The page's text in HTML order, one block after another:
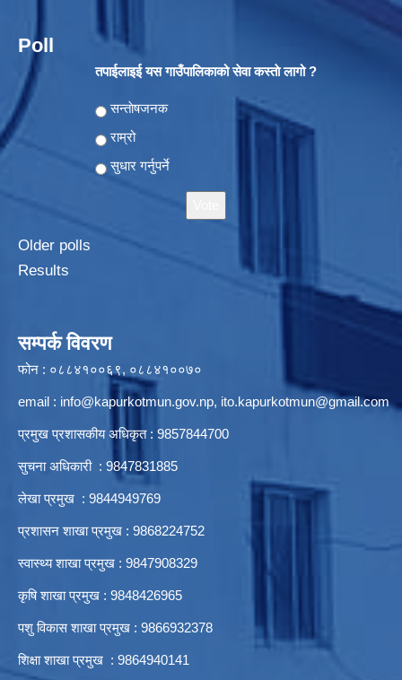
Poll
तपाईलाइई यस गाउँपालिकाको सेवा कस्ताे लागो ?
Choices
सन्ताेषजनक
राम्रो
सुधार गर्नुपर्ने
Older polls
Results
सम्पर्क विवरण
फोन : ०८८४१००६९, ०८८४१००७०
email : info@kapurkotmun.gov.np, ito.kapurkotmun@gmail.com
प्रमुख प्रशासकीय अधिकृत : 9857844700
सुचना अधिकारी : 9847831885
लेखा प्रमुख : 9844949769
प्रशासन शाखा प्रमुख : 9868224752
स्वास्थ्य शाखा प्रमुख : 9847908329
कृषि शाखा प्रमुख : 9848426965
पशु विकास शाखा प्रमुख : 9866932378
शिक्षा शाखा प्रमुख : 9864940141